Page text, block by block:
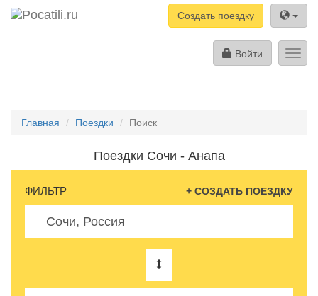
Создать поездку
Войти
Главная Поездки Поиск
Поездки Сочи - Анапа
ФИЛЬТР + СОЗДАТЬ ПОЕЗДКУ